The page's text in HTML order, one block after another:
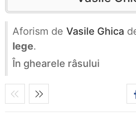
Aforism de Vasile Ghica
lege.
În ghearele râsului